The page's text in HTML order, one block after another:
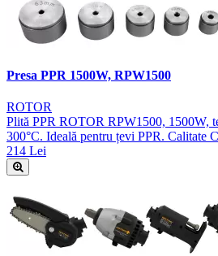
Presa PPR 1500W, RPW1500
ROTOR
Plită PPR ROTOR RPW1500, 1500W,
300°C. Ideală pentru țevi PPR. Calitate
214 Lei